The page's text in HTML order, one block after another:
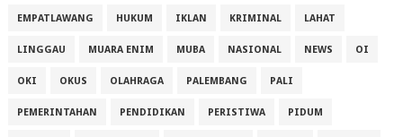
EMPATLAWANG HUKUM IKLAN KRIMINAL LAHAT
LINGGAU MUARA ENIM MUBA NASIONAL NEWS OI
OKI OKUS OLAHRAGA PALEMBANG PALI
PEMERINTAHAN PENDIDIKAN PERISTIWA PIDUM